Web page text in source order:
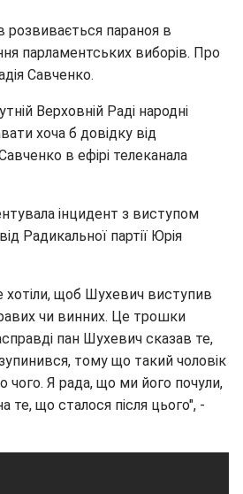
розвивається параноя в
парламентських виборів. Про
Савченко.
Верховній Раді народні
хоча б довідку від
в ефірі телеканала
інцидент з виступом
Радикальної партії Юрія
хотіли, щоб Шухевич виступив
чи винних. Це трошки
пан Шухевич сказав те,
тому що такий чоловік
чого. Я рада, що ми його почули,
те, що сталося після цього", -